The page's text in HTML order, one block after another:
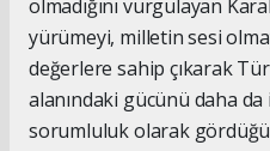
olmadığını vurgulayan
yürümeyi, milletin sesi
değerlere sahip çıkarak
alanındaki gücünü daha da
sorumluluk olarak